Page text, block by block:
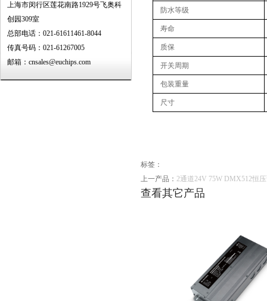
上海市闵行区莲花南路1929号飞奥科
创园309室
总部电话：021-61611461-8044
传真号码：021-61267005
邮箱：cnsales@euchips.com
防水等级
寿命
质保
开关周期
包装重量
尺寸
标签：
上一产品： 2通道24V 75W DMX512恒
查看其它产品